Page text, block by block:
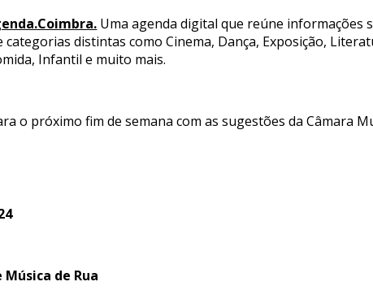
Uma agenda digital que reúne informações
distintas como Cinema, Dança, Exposição,
Infantil e muito mais.
o próximo fim de semana com as sugestões da Câmara
Música de Rua